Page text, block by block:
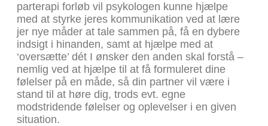
parterapi forløb vil psykologen kunne hjælpe
med at styrke jeres kommunikation ved at lære
jer nye måder at tale sammen på, få en dybere
indsigt i hinanden, samt at hjælpe med at
‘oversætte’ dét I ønsker den anden skal forstå –
nemlig ved at hjælpe til at få formuleret dine
følelser på en måde, så din partner vil være i
stand til at høre dig, trods evt. egne
modstridende følelser og oplevelser i en given
situation.